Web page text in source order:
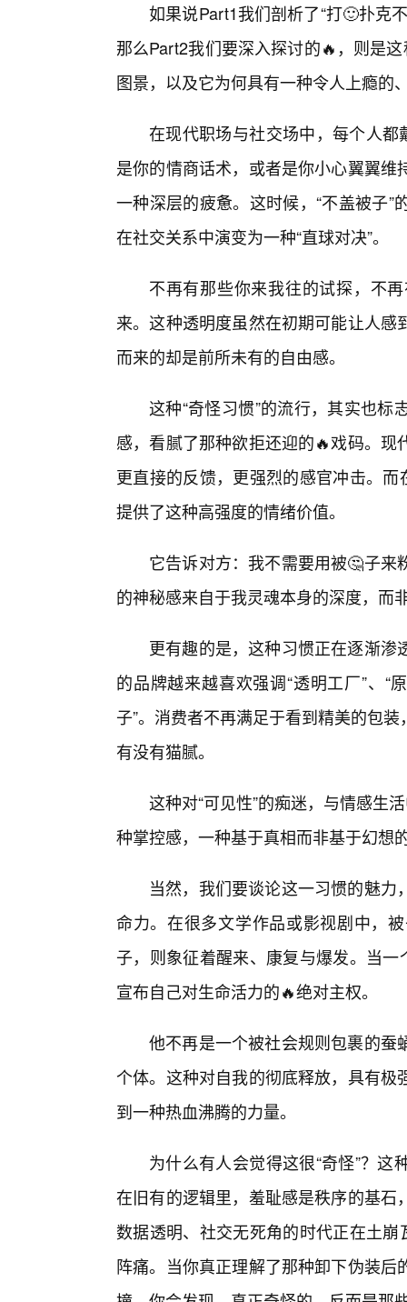
如果说Part1我们剖析了“打🙂扑克
那么Part2我们要深入探讨的🔥，则是
图景，以及它为何具有一种令人上瘾的
在现代职场与社交场中，每个人都
是你的情商话术，或者是你小心翼翼
一种深层的疲惫。这时候，“不盖被子
在社交关系中演变为一种“直球对决”。
不再有那些你来我往的试探，不
来。这种透明度虽然在初期可能让人
而来的却是前所未有的自由感。
这种“奇怪习惯”的流行，其实也
感，看腻了那种欲拒还迎的🔥戏码。
更直接的反馈，更强烈的感官冲击。
提供了这种高强度的情绪价值。
它告诉对方：我不需要用被🤔子
的神秘感来自于我灵魂本身的深度，而
更有趣的是，这种习惯正在逐渐
的品牌越来越喜欢强调“透明工厂”、“
子”。消费者不再满足于看到精美的包
有没有猫腻。
这种对“可见性”的痴迷，与情感生
种掌控感，一种基于真相而非基于幻想
当然，我们要谈论这一习惯的魅
命力。在很多文学作品或影视剧中，
子，则象征着醒来、康复与爆发。当
宣布自己对生命活力的🔥绝对主权。
他不再是一个被社会规则包裹的蚕
个体。这种对自我的彻底释放，具有
到一种热血沸腾的力量。
为什么有人会觉得这很“奇怪”？
在旧有的逻辑里，羞耻感是秩序的基
数据透明、社交无死角的时代正在土
阵痛。当你真正理解了那种卸下伪装